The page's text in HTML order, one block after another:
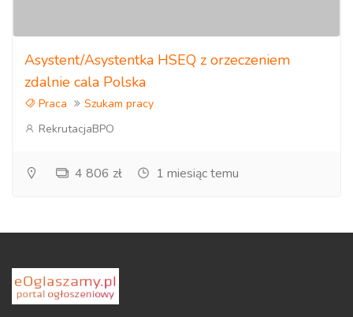
Asystent/Asystentka HSEQ z orzeczeniem
zdalnie cala Polska
Praca
Szukam pracy
RekrutacjaBPO
4 806 zł 1 miesiąc temu